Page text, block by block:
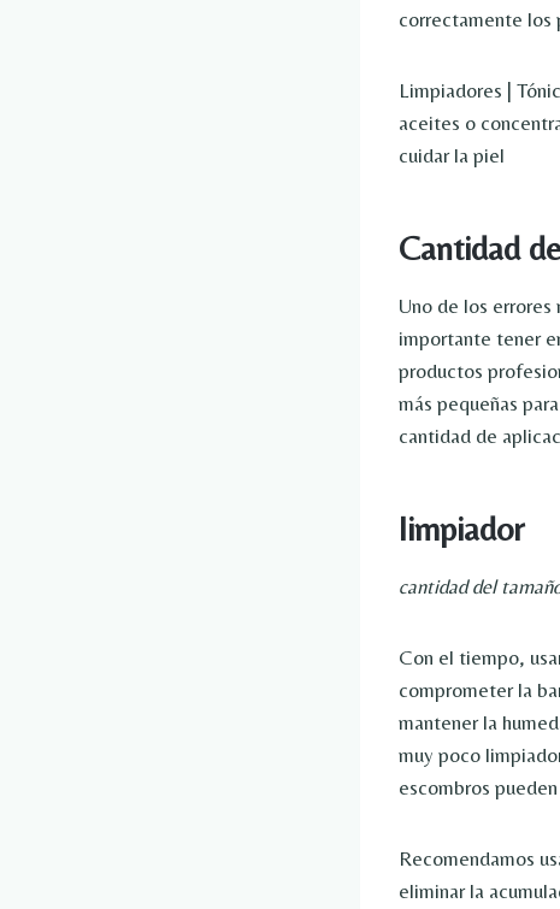
correctamente los
Limpiadores |
aceites o
cuidar la piel
Cantidad
Uno de los
importante tener
productos
más pequeñas
cantidad de
limpiador
cantidad del
Con el tiempo,
comprometer la
mantener la
muy poco
escombros
Recomendamos
eliminar la